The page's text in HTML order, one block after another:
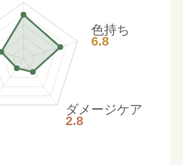
色持ち
6.8
ダメージケア
2.8